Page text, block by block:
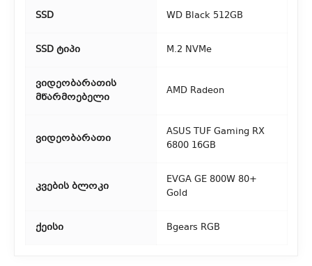
SSD WD Black 512GB
SSD ტიპი M.2 NVMe
ვიდეობარათის
მწარმოებელი
AMD Radeon
ვიდეობარათი
ASUS TUF Gaming RX
6800 16GB
კვების ბლოკი
EVGA GE 800W 80+
Gold
ქეისი Bgears RGB